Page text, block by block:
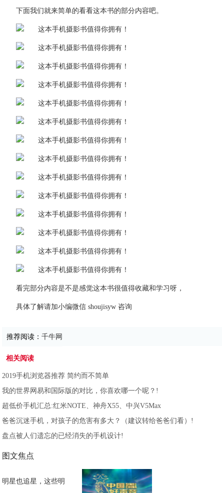
下面我们就来简单的看看这本书的部分内容吧。
看完部分内容是不是感觉这本书很值得收藏和学习呀，
具体了解请加小编微信 shoujisyw 咨询
推荐阅读：千牛网
相关阅读
2019手机浏览器推荐 简约而不简单
我的世界网易和国际版的对比，你喜欢哪一个呢？!
超低价手机汇总:红米NOTE、神舟X55、中兴V5Max
爸爸沉迷手机，对孩子的危害有多大？（建议转给爸爸们看）!
盘点被人们遗忘的已经消失的手机设计!
图文焦点
明星也追星，这些明